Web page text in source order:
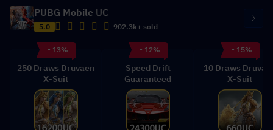
PUBG Mobile UC
5.0 902.3k+ sold
- 13%
250 Draws Druvaen
X-Suit
- 12%
Speed Drift
Guaranteed
- 15%
10 Draws
X-Suit